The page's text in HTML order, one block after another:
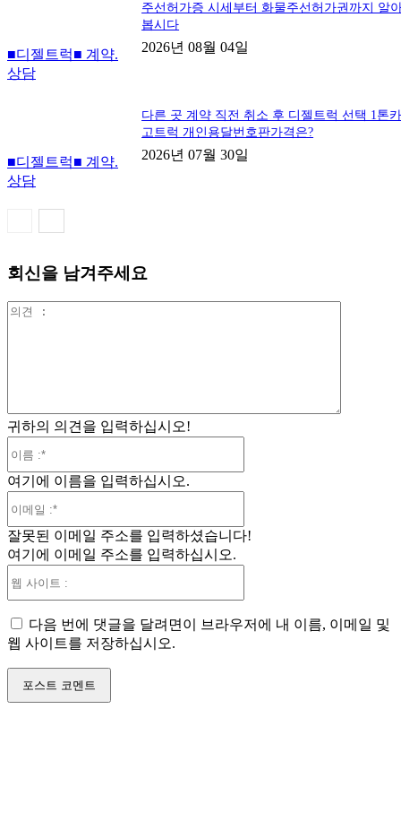
■디젤트럭■ 계약.
상담
주선허가증 시세부터 화물주선허가권까지 알
봅시다
2026년 08월 04일
■디젤트럭■ 계약.
상담
다른 곳 계약 직전 취소 후 디젤트럭 선택 1톤
고트럭 개인용달번호판가격은?
2026년 07월 30일
회신을 남겨주세요
귀하의 의견을 입력하십시오!
여기에 이름을 입력하십시오.
일
잘못된 이메일 주소를 입력하셨습니다!
여기에 이메일 주소를 입력하십시오.
트
다음 번에 댓글을 달려면이 브라우저에 내 이름, 이메일 및
웹 사이트를 저장하십시오.